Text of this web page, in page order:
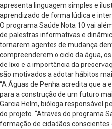
apresenta linguagem simples e
aprendizado de forma lúdica e
O programa Saúde Nota 10 vai
de palestras informativas e
tornarem agentes de mudança
compreenderem o ciclo da água,
de lixo e a importância da
são motivados a adotar hábitos
“A Águas de Penha acredita que a
para a construção de um futuro
Garcia Helm, bióloga responsável
do projeto. “Através do programa
formação de cidadãos